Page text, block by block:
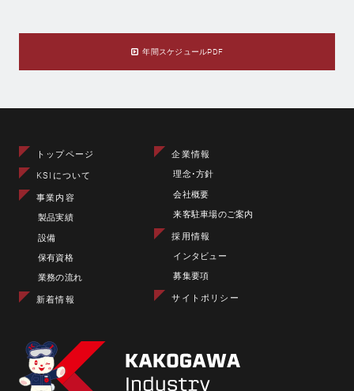
年間スケジュールPDF
トップページ
KSIについて
事業内容
製品実績
設備
保有資格
業務の流れ
新着情報
企業情報
理念･方針
会社概要
来客駐車場のご案内
採用情報
インタビュー
募集要項
サイトポリシー